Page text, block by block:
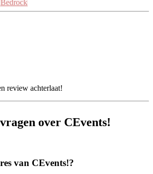
Bedrock
review achterlaat!
over CEvents!
van CEvents!?